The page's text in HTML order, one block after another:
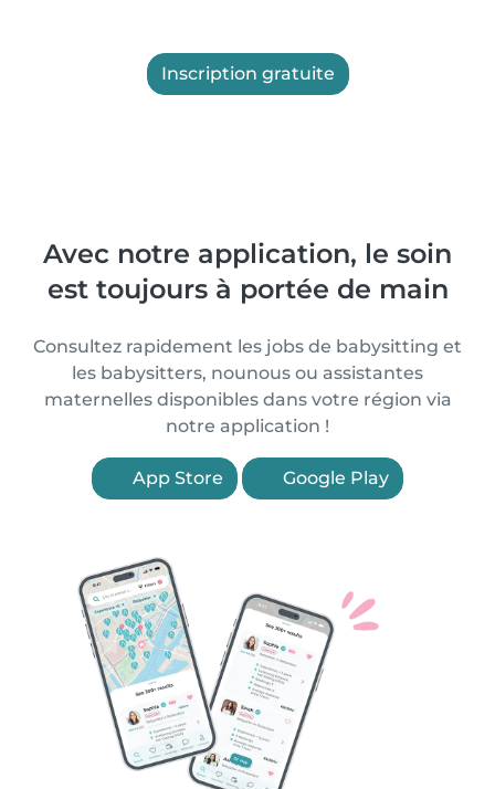
Inscription gratuite
Avec notre application, le soin
est toujours à portée de main
Consultez rapidement les jobs de babysitting et
les babysitters, nounous ou assistantes
maternelles disponibles dans votre région via
notre application !
App Store Google Play